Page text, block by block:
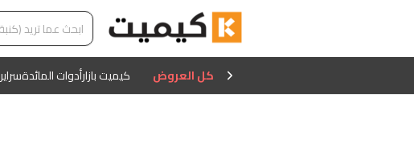
كل العروض كيميت بازارأدوات المائدةسراير